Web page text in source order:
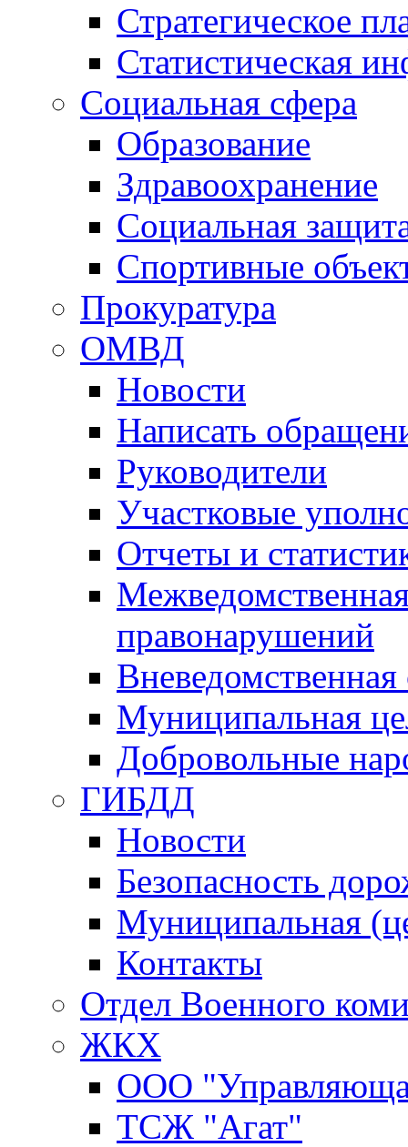
Стратегическое
Статистическая
Социальная сфера
Образование
Здравоохранение
Социальная
Спортивные
Прокуратура
ОМВД
Новости
Написать
Руководители
Участковые
Отчеты и
правонарушений
Вневедомственная
Муниципальная
Добровольные
ГИБДД
Новости
Безопасность
Муниципальная
Контакты
Отдел Военного
ЖКХ
ООО
ТСЖ "Агат"